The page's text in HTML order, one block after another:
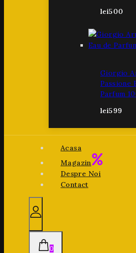
lei500
Giorgio
Passione
Parfum
lei599
Acasa
Magazin
Despre Noi
Contact
0